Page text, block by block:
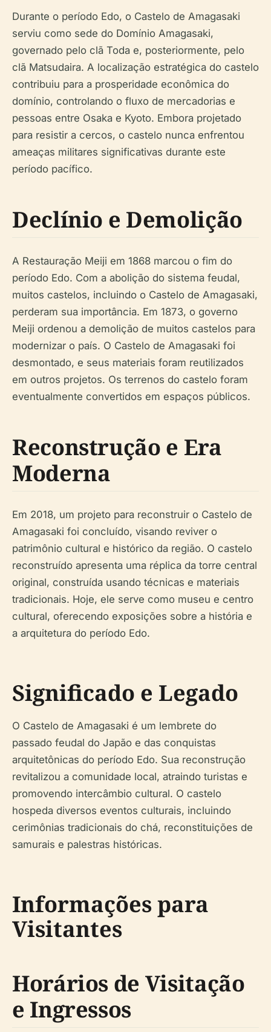
Durante o período Edo, o Castelo de Amagasaki
serviu como sede do Domínio Amagasaki,
governado pelo clã Toda e, posteriormente, pelo
clã Matsudaira. A localização estratégica do castelo
contribuiu para a prosperidade econômica do
domínio, controlando o fluxo de mercadorias e
pessoas entre Osaka e Kyoto. Embora projetado
para resistir a cercos, o castelo nunca enfrentou
ameaças militares significativas durante este
período pacífico.
Declínio e Demolição
A Restauração Meiji em 1868 marcou o fim do
período Edo. Com a abolição do sistema feudal,
muitos castelos, incluindo o Castelo de Amagasaki,
perderam sua importância. Em 1873, o governo
Meiji ordenou a demolição de muitos castelos para
modernizar o país. O Castelo de Amagasaki foi
desmontado, e seus materiais foram reutilizados
em outros projetos. Os terrenos do castelo foram
eventualmente convertidos em espaços públicos.
Reconstrução e Era
Moderna
Em 2018, um projeto para reconstruir o Castelo de
Amagasaki foi concluído, visando reviver o
patrimônio cultural e histórico da região. O castelo
reconstruído apresenta uma réplica da torre central
original, construída usando técnicas e materiais
tradicionais. Hoje, ele serve como museu e centro
cultural, oferecendo exposições sobre a história e
a arquitetura do período Edo.
Significado e Legado
O Castelo de Amagasaki é um lembrete do
passado feudal do Japão e das conquistas
arquitetônicas do período Edo. Sua reconstrução
revitalizou a comunidade local, atraindo turistas e
promovendo intercâmbio cultural. O castelo
hospeda diversos eventos culturais, incluindo
cerimônias tradicionais do chá, reconstituições de
samurais e palestras históricas.
Informações para
Visitantes
Horários de Visitação
e Ingressos